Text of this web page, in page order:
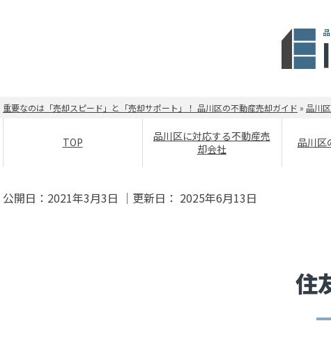
重要なのは「売却スピード」と「売却サポート」！ 品川区の不動産売却ガイド » 品川
TOP
品川区に対応する不動産売
却会社
品川区
公開日： 2021年3月3日 ｜更新日： 2025年6月13日
住